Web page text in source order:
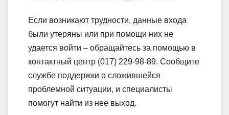
Если возникают трудности, данные входа
были утеряны или при помощи них не
удается войти – обращайтесь за помощью в
контактный центр (017) 229-98-89. Сообщите
службе поддержки о сложившейся
проблемной ситуации, и специалисты
помогут найти из нее выход.